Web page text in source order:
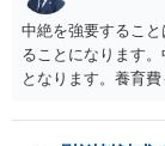
中絶を強要するこ
ることになります
となります。養育
勧めします。